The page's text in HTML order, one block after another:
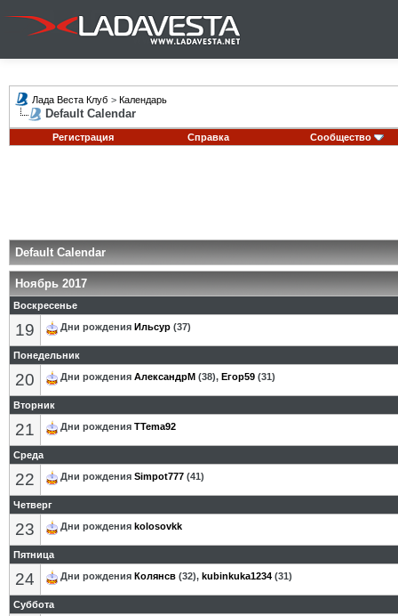
Лада Веста Клуб > Календарь
Default Calendar
Регистрация Справка Сообщество
Default Calendar
Ноябрь 2017
Воскресенье
19 Дни рождения Ильсур (37)
Понедельник
20 Дни рождения АлександрМ (38), Егор59 (31)
Вторник
21 Дни рождения TTema92
Среда
22 Дни рождения Simpot777 (41)
Четверг
23 Дни рождения kolosovkk
Пятница
24 Дни рождения Колянсв (32), kubinkuka1234 (31)
Суббота